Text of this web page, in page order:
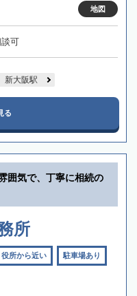
地図
可
新大阪駅
る
囲気で、丁寧に相続の
所
役所から近い 駐車場あり